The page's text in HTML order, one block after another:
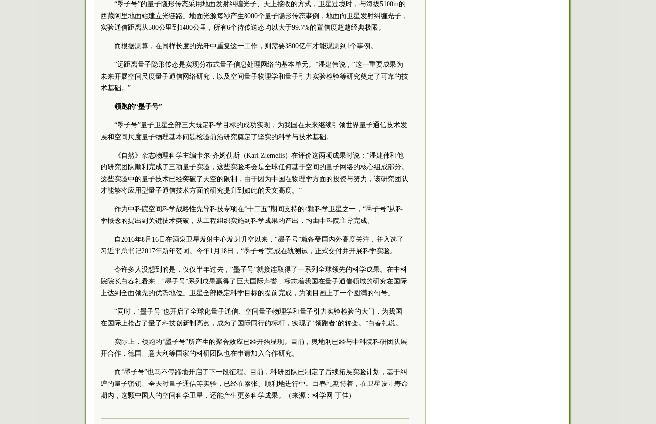
“墨子号”的量子隐形传态采用地面发射纠缠光子、天上接收的方式，卫星过境时，与海拔5100m的
西藏阿里地面站建立光链路。地面光源每秒产生8000个量子隐形传态事例，地面向卫星发射纠缠光子，
实验通信距离从500公里到1400公里，所有6个待传送态均以大于99.7%的置信度超越经典极限。
而根据测算，在同样长度的光纤中重复这一工作，则需要3800亿年才能观测到1个事例。
“远距离量子隐形传态是实现分布式量子信息处理网络的基本单元。”潘建伟说，“这一重要成果为
未来开展空间尺度量子通信网络研究，以及空间量子物理学和量子引力实验检验等研究奠定了可靠的技
术基础。”
领跑的“墨子号”
“墨子号”量子卫星全部三大既定科学目标的成功实现，为我国在未来继续引领世界量子通信技术发
展和空间尺度量子物理基本问题检验前沿研究奠定了坚实的科学与技术基础。
《自然》杂志物理科学主编卡尔·齐姆勒斯（Karl Ziemelis）在评价这两项成果时说：“潘建伟和他
的研究团队顺利完成了三项量子实验，这些实验将会是全球任何基于空间的量子网络的核心组成部分。
这些实验中的量子技术已经突破了天空的限制，由于因为中国在物理学方面的投资与努力，该研究团队
才能够将应用型量子通信技术方面的研究提升到如此的天文高度。”
作为中科院空间科学战略性先导科技专项在“十二五”期间支持的4颗科学卫星之一，“墨子号”从科
学概念的提出到关键技术突破，从工程组织实施到科学成果的产出，均由中科院主导完成。
自2016年8月16日在酒泉卫星发射中心发射升空以来，“墨子号”就备受国内外高度关注，并入选了
习近平总书记2017年新年贺词。今年1月18日，“墨子号”完成在轨测试，正式交付并开展科学实验。
令许多人没想到的是，仅仅半年过去，“墨子号”就接连取得了一系列全球领先的科学成果。在中科
院院长白春礼看来，“墨子号”系列成果赢得了巨大国际声誉，标志着我国在量子通信领域的研究在国际
上达到全面领先的优势地位。卫星全部既定科学目标的提前完成，为项目画上了一个圆满的句号。
“同时，‘墨子号’也开启了全球化量子通信、空间量子物理学和量子引力实验检验的大门，为我国
在国际上抢占了量子科技创新制高点，成为了国际同行的标杆，实现了‘领跑者’的转变。”白春礼说。
实际上，领跑的“墨子号”所产生的聚合效应已经开始显现。目前，奥地利已经与中科院科研团队展
开合作，德国、意大利等国家的科研团队也在申请加入合作研究。
而“墨子号”也马不停蹄地开启了下一段征程。目前，科研团队已制定了后续拓展实验计划，基于纠
缠的量子密钥、全天时量子通信等实验，已经在紧张、顺利地进行中。白春礼期待着，在卫星设计寿命
期内，这颗中国人的空间科学卫星，还能产生更多科学成果。（来源：科学网 丁佳）